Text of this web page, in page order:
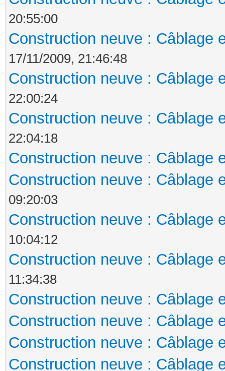
20:55:00
Construction neuve : Câblage
17/11/2009, 21:46:48
Construction neuve : Câblage
22:00:24
Construction neuve : Câblage
22:04:18
Construction neuve : Câblage
Construction neuve : Câblage
09:20:03
Construction neuve : Câblage
10:04:12
Construction neuve : Câblage
11:34:38
Construction neuve : Câblage
Construction neuve : Câblage
Construction neuve : Câblage
Construction neuve : Câblage